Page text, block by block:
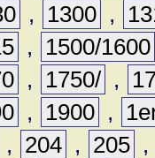
, 1300 ,
,
1500/1600
, 1750/ ,
, 1900 ,
, 204 , 205 ,